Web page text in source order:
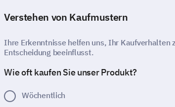
Verstehen von Kaufmustern
Ihre Erkenntnisse helfen uns, Ihr Kaufverhalten
Entscheidung beeinflusst.
Wie oft kaufen Sie unser Produkt?
Wöchentlich